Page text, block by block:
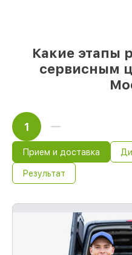
Какие этапы
сервисным
1
Прием и доставка
Результат